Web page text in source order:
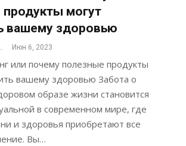
могут
вашему здоровью
Июн 6, 2023
или почему полезные продукты
вашему здоровью Забота о
образе жизни становится
в современном мире, где
и здоровья приобретают все
Вы…